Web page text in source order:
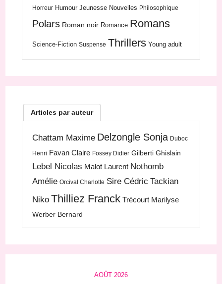
Horreur Humour Jeunesse Nouvelles Philosophique
Polars Roman noir Romance Romans
Science-Fiction Suspense Thrillers Young adult
Articles par auteur
Chattam Maxime Delzongle Sonja Duboc
Henri Favan Claire Fossey Didier Gilberti Ghislain
Lebel Nicolas Malot Laurent Nothomb
Amélie Orcival Charlotte Sire Cédric Tackian
Niko Thilliez Franck Trécourt Marilyse
Werber Bernard
AOÛT 2026